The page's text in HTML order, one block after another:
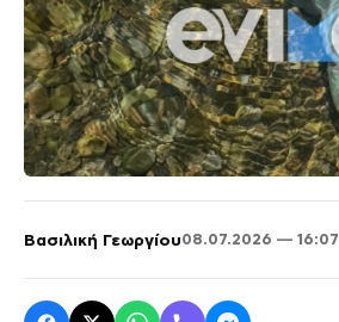
Βασιλική Γεωργίου08.07.2026 — 16:07